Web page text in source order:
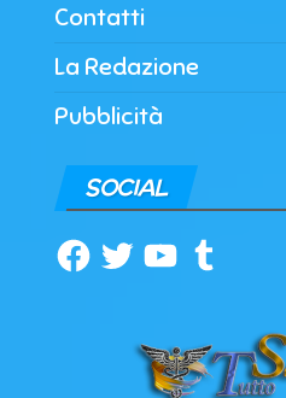
Contatti
La Redazione
Pubblicità
SOCIAL
Facebook
TwitterYouTubeTumblr